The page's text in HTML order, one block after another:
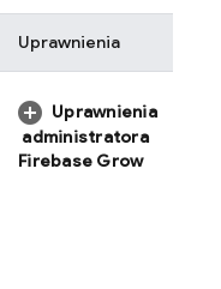
Uprawnienia
Uprawnienia
administratora
Firebase Grow